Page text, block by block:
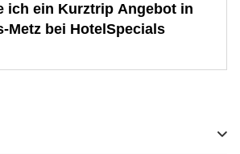
ich ein Kurztrip Angebot in
Metz bei HotelSpecials